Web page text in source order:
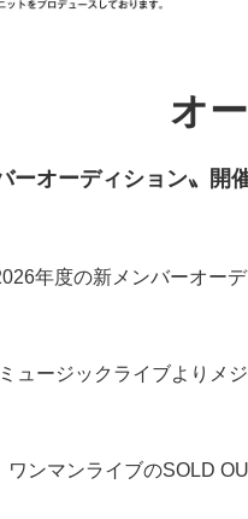
オ
ーオーディション〟開
年度の新メンバーオー
ュージックライブよりメ
ンマンライブのSOLD